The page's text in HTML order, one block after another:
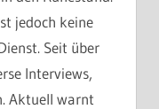
jedoch keine
Seit über
Interviews,
Aktuell warnt